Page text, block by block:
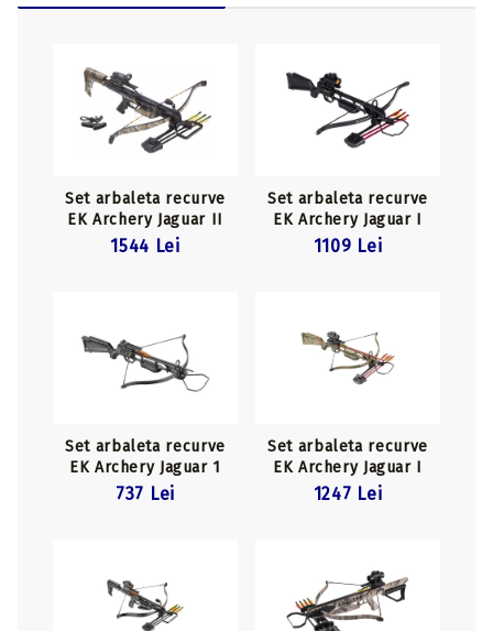
Set arbaleta recurve
EK Archery Jaguar II
Pro Camo
1544 Lei
Set arbaleta recurve
EK Archery Jaguar I
Black
1109 Lei
Set arbaleta recurve
EK Archery Jaguar 1
Simple 175 lbs
737 Lei
Set arbaleta recurve
EK Archery Jaguar I
Camo
1247 Lei